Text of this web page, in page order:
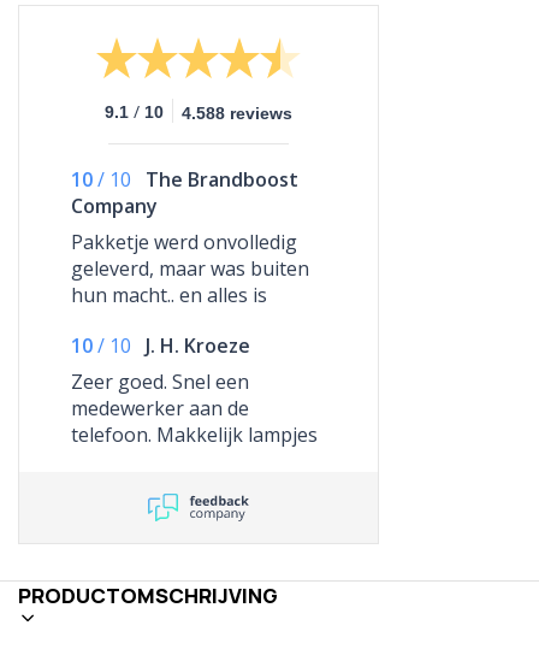
9.1 / 10 4.588 reviews
10/ 10
The Brandboost
Company
Pakketje werd onvolledig
geleverd, maar was buiten
hun macht.. en alles is
Betrouwbare fijne partij!
10/ 10
J. H. Kroeze
Zeer goed. Snel een
medewerker aan de
telefoon. Makkelijk lampjes
kunnen sturen. Geld snel
teruggestort.
PRODUCTOMSCHRIJVING